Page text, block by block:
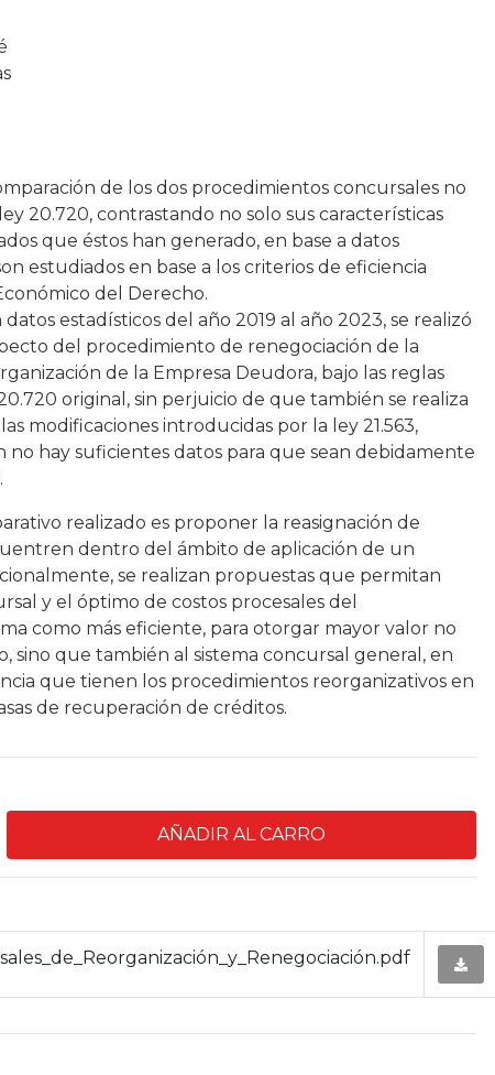
de los dos procedimientos concursales no
20.720, contrastando no solo sus características
que éstos han generado, en base a datos
estudiados en base a los criterios de eficiencia
del Derecho.
estadísticos del año 2019 al año 2023, se realizó
del procedimiento de renegociación de la
de la Empresa Deudora, bajo las reglas
original, sin perjuicio de que también se realiza
modificaciones introducidas por la ley 21.563,
no hay suficientes datos para que sean debidamente
realizado es proponer la reasignación de
dentro del ámbito de aplicación de un
se realizan propuestas que permitan
y el óptimo de costos procesales del
como más eficiente, para otorgar mayor valor no
sino que también al sistema concursal general, en
que tienen los procedimientos reorganizativos en
de recuperación de créditos.